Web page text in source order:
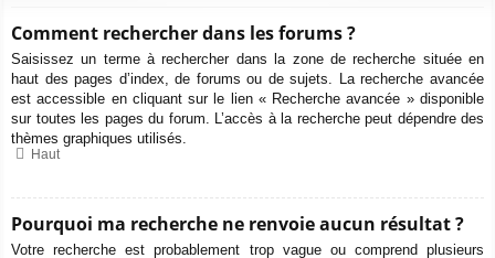
Comment rechercher dans les forums ?
Saisissez un terme à rechercher dans la zone de recherche située en
haut des pages d’index, de forums ou de sujets. La recherche avancée
est accessible en cliquant sur le lien « Recherche avancée » disponible
sur toutes les pages du forum. L’accès à la recherche peut dépendre des
thèmes graphiques utilisés.
Haut
Pourquoi ma recherche ne renvoie aucun résultat ?
Votre recherche est probablement trop vague ou comprend plusieurs